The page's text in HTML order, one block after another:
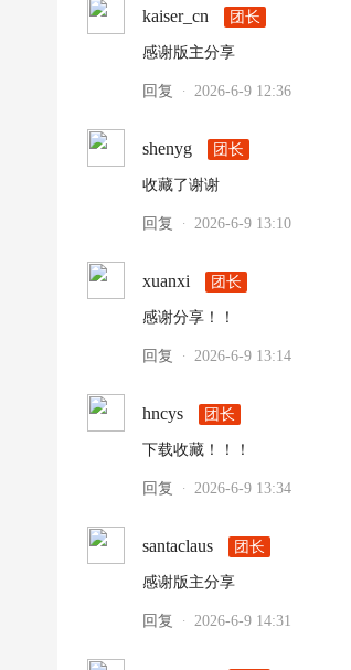
kaiser_cn 团长
感谢版主分享
回复 · 2026-6-9 12:36
shenyg 团长
收藏了谢谢
回复 · 2026-6-9 13:10
xuanxi 团长
感谢分享！！
回复 · 2026-6-9 13:14
hncys 团长
下载收藏！！！
回复 · 2026-6-9 13:34
santaclaus 团长
感谢版主分享
回复 · 2026-6-9 14:31